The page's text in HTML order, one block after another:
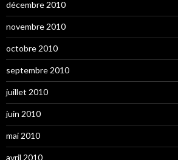
décembre 2010
novembre 2010
octobre 2010
septembre 2010
juillet 2010
juin 2010
mai 2010
avril 2010